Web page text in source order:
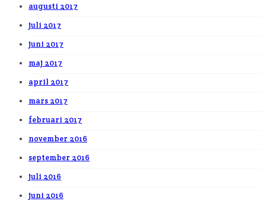
augusti 2017
juli 2017
juni 2017
maj 2017
april 2017
mars 2017
februari 2017
november 2016
september 2016
juli 2016
juni 2016